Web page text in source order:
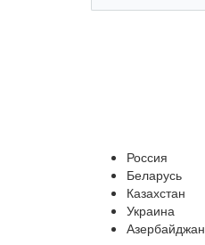
Россия
Беларусь
Казахстан
Украина
Азербайджан